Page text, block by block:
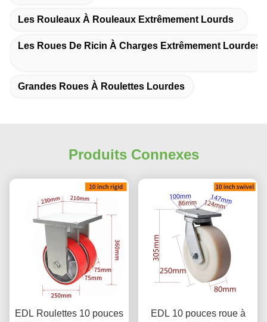
Les Rouleaux À Rouleaux Extrêmement Lourds
Les Roues De Ricin À Charges Extrêmement Lourdes
Grandes Roues À Roulettes Lourdes
Produits Connexes
EDL Roulettes 10 pouces
EDL 10 pouces roue à